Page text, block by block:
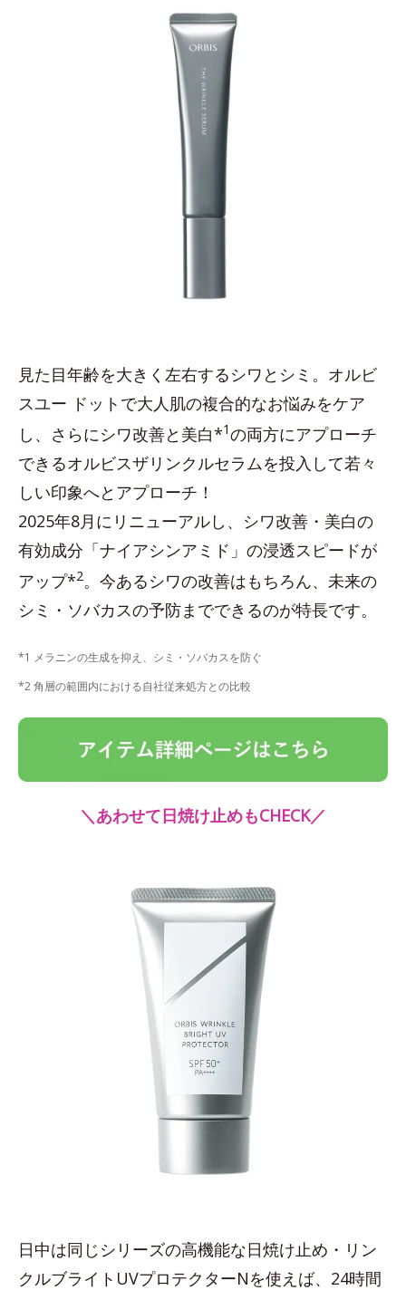
見た目年齢を大きく左右するシワとシミ。オルビ
スユー ドットで大人肌の複合的なお悩みをケア
し、さらにシワ改善と美白*1の両方にアプローチ
できるオルビスザリンクルセラムを投入して若々
しい印象へとアプローチ！
2025年8月にリニューアルし、シワ改善・美白の
有効成分「ナイアシンアミド」の浸透スピードが
アップ*2。今あるシワの改善はもちろん、未来の
シミ・ソバカスの予防までできるのが特長です。
*1 メラニンの生成を抑え、シミ・ソバカスを防ぐ
*2 角層の範囲内における自社従来処方との比較
＼あわせて日焼け止めもCHECK／
日中は同じシリーズの高機能な日焼け止め・リン
クルブライトUVプロテクターNを使えば、24時間